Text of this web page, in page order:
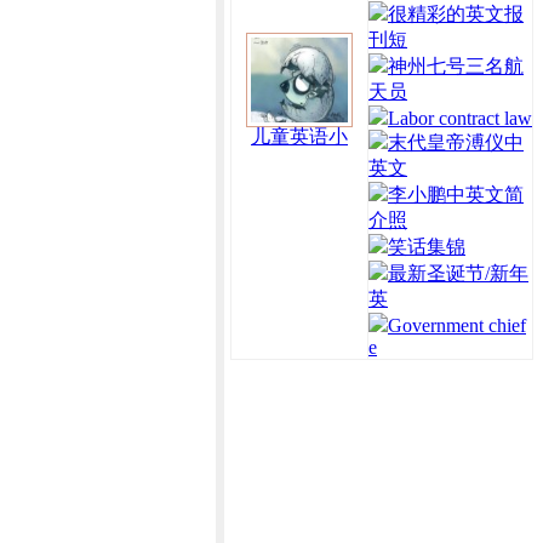
儿童英语小
很精彩的英文报
刊短
神州七号三名航
天员
Labor contract law
末代皇帝溥仪中
英文
李小鹏中英文简
介照
笑话集锦
最新圣诞节/新年
英
Government chief
e